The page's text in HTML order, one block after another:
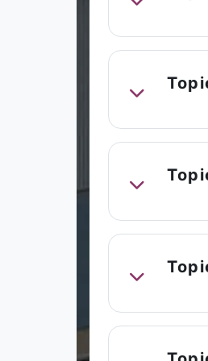
Replier
Replier
Replier
Replier